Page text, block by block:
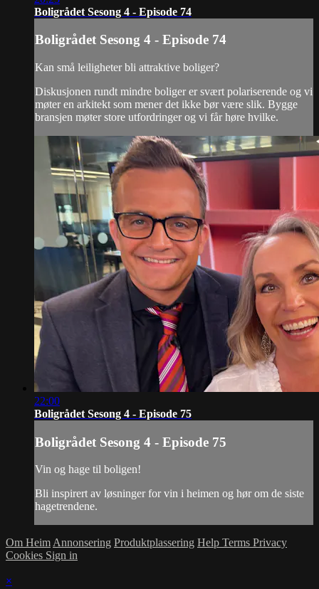
Boligrådet Sesong 4 - Episode 74
Boligrådet Sesong 4 - Episode 74
Kan små leiligheter bli attraktive boliger?
Diskusjonen rundt mindre boliger er svært polariserende og vi
møter en arkitekt som mener det ikke bør være slik. Bygge
bransjen møter store utfordringer og vi får høre hvilke.
22:00
Boligrådet Sesong 4 - Episode 75
Boligrådet Sesong 4 - Episode 75
Vin og hage til boligen!
Bli inspirert av løsninger for vin i heimen og hør om de siste
hagetrendene.
Om Heim Annonsering Produktplassering Help Terms Privacy
Cookies Sign in
×